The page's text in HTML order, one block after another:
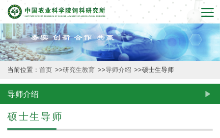
首
页
本
所
概
况
新
当前位置： 首页 >>研究生教育 >>导师介绍 >>硕士生导师
导师介绍
硕士生导师